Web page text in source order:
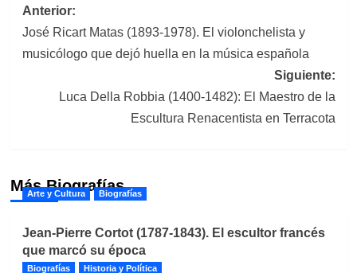
Navegación
de
entradas
Anterior:
José Ricart Matas (1893-1978). El violonchelista y
musicólogo que dejó huella en la música española
Siguiente:
Luca Della Robbia (1400-1482): El Maestro de la
Escultura Renacentista en Terracota
Más Biografías
Arte y Cultura Biografías
Jean-Pierre Cortot (1787-1843). El escultor francés
que marcó su época
Biografías Historia y Política